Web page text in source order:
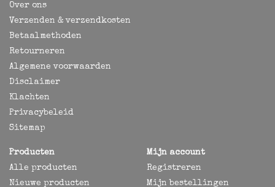
Over ons
Verzenden & verzendkosten
Betaalmethoden
Retourneren
Algemene voorwaarden
Disclaimer
Klachten
Privacybeleid
Sitemap
Producten
Alle producten
Nieuwe producten
Mijn account
Registreren
Mijn bestellingen